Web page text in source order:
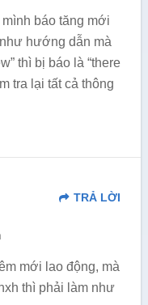
báo tăng mới
hướng dẫn mà
thì bị báo là “there
tra lại tất cả thông
TRẢ LỜI
mới lao động, mà
thì phải làm như